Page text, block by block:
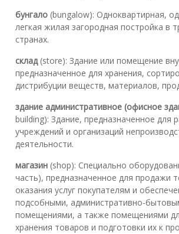
бунгало (bungalow): Одноквартирная,
легкая жилая загородная постройка в
странах.
склад(store): Здание или помещение
предназначенное для хранения,
дистрибуции веществ, материалов,
здание административное (офисное
building): Здание, предназначенное для
учреждений и организаций
деятельности.
магазин (shop): Специально
часть), предназначенное для продажи
оказания услуг покупателям и
подсобными, административно-
помещениями, а также помещениями
хранения товаров и подготовки их к